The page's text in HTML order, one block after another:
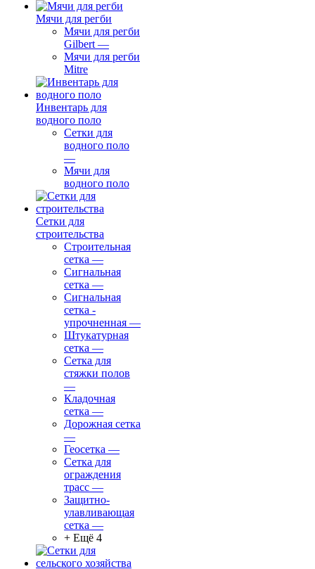
Мячи для регби
Мячи для регби
Gilbert —
Мячи для регби
Mitre
Инвентарь для
водного поло
Сетки для
водного поло
—
Мячи для
водного поло
Сетки для
строительства
Строительная
сетка —
Сигнальная
сетка —
Сигнальная
сетка -
упрочненная —
Штукатурная
сетка —
Сетка для
стяжки полов
—
Кладочная
сетка —
Дорожная сетка
—
Геосетка —
Сетка для
ограждения
трасс —
Защитно-
улавливающая
сетка —
+ Ещё 4